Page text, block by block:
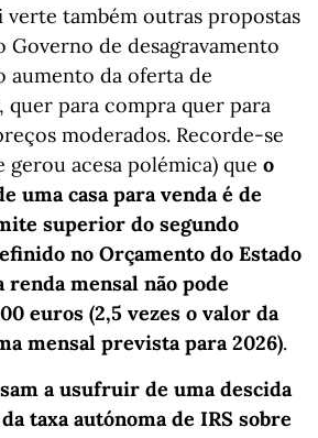
também outras propostas
Governo de desagravamento
aumento da oferta de
quer para compra quer para
moderados. Recorde-se
acesa polémica) que o
uma casa para venda é de
superior do segundo
no Orçamento do Estado
renda mensal não pode
euros (2,5 vezes o valor da
mensal prevista para 2026).
a usufruir de uma descida
taxa autónoma de IRS sobre